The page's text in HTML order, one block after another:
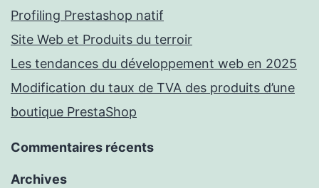
Profiling Prestashop natif
Site Web et Produits du terroir
Les tendances du développement web en 2025
Modification du taux de TVA des produits d’une
boutique PrestaShop
Commentaires récents
Archives